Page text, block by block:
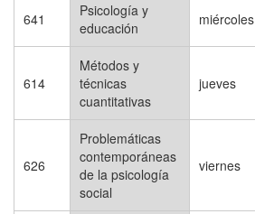
641
Psicología y
educación
miércoles
614
Métodos y
técnicas
cuantitativas
jueves
626
Problemáticas
contemporáneas
de la psicología
social
viernes